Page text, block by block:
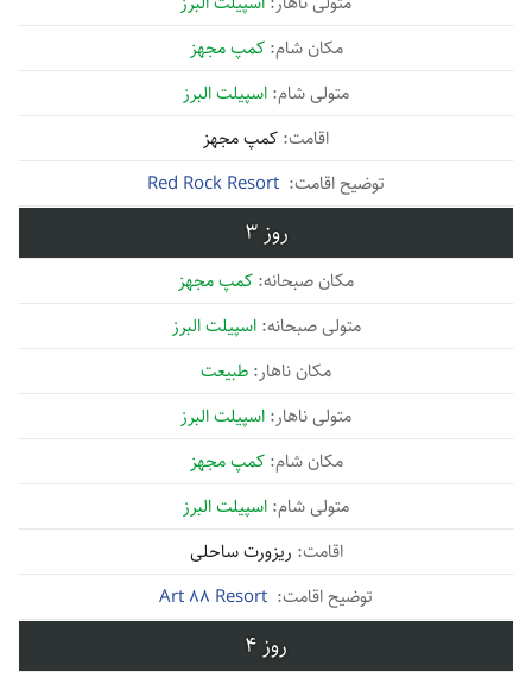
کمپ مجهز
اسپیلت البرز
کمپ مجهز
Red Rock Resort
3
کمپ مجهز
اسپیلت البرز
طبیعت
اسپیلت البرز
کمپ مجهز
اسپیلت البرز
ریزورت ساحلی
Art 88 Resort
4